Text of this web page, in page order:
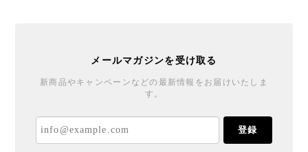
メールマガジンを受け取る
新商品やキャンペーンなどの最新情報をお届けいたしま
す。
登録